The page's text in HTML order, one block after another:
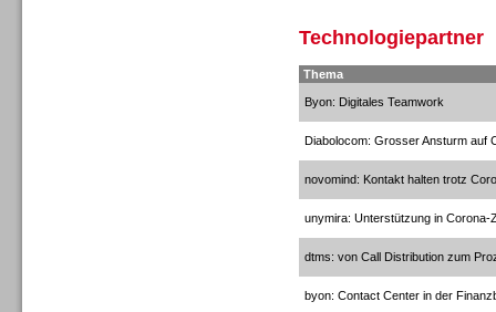
Technologiepartner
Thema
Byon: Digitales Teamwork
Diabolocom: Grosser Ansturm auf
novomind: Kontakt halten trotz
unymira: Unterstützung in Corona-
dtms: von Call Distribution zum
byon: Contact Center in der